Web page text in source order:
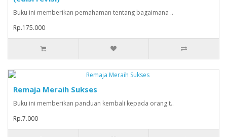
Buku ini memberikan pemahaman tentang bagaimana ..
Rp.175.000
Remaja Meraih Sukses
Buku ini memberikan panduan kembali kepada orang t..
Rp.7.000